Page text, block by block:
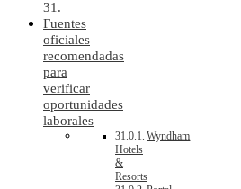
Fuentes
oficiales
recomendadas
para
verificar
oportunidades
laborales
Wyndham
Hotels
&
Resorts